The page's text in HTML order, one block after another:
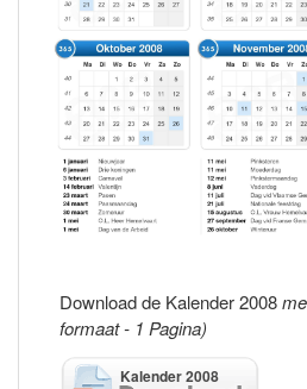
Download de Kalender 2008
formaat - 1 Pagina)
Kalender 2008